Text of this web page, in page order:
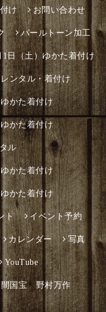
け お問い合わせ
パールトーン加工
1日（土）ゆかた着付け
タル・着付け
た着付け
着付け
ル
かた着付け
た着付け
ト イベント予約
カレンダー 写真
YouTube
間国宝 野村万作